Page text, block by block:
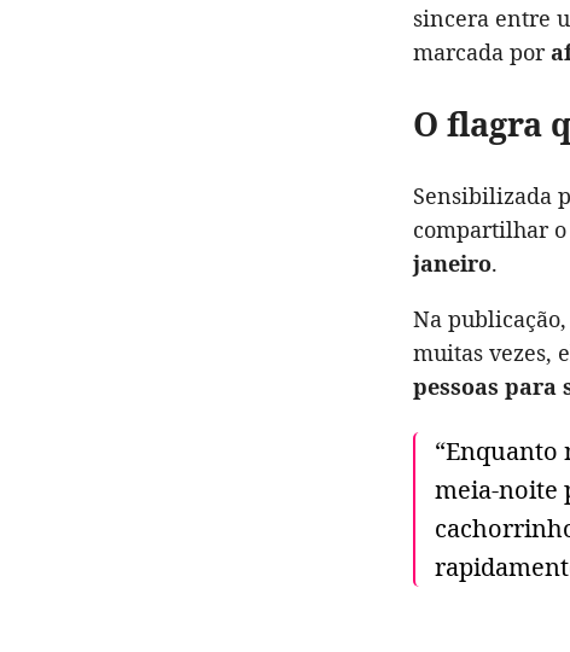
sincera entre
marcada por
O flagra
Sensibilizada
compartilhar
janeiro.
Na
muitas vezes,
pessoas para
“Enquanto
meia-noite